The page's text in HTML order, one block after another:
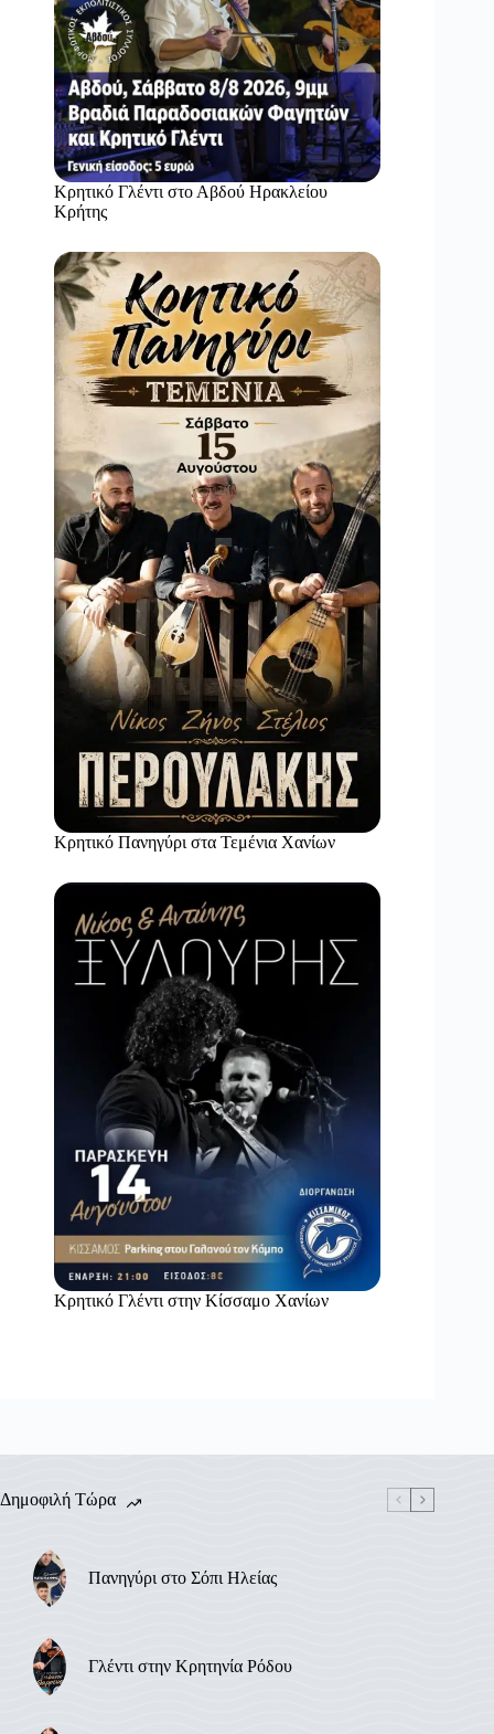
Κρητικό Γλέντι στο Αβδού Ηρακλείου
Κρήτης
Κρητικό Πανηγύρι στα Τεμένια Χανίων
Κρητικό Γλέντι στην Κίσσαμο Χανίων
Δημοφιλή Τώρα
Πανηγύρι στο Σόπι Ηλείας
Γλέντι στην Κρητηνία Ρόδου